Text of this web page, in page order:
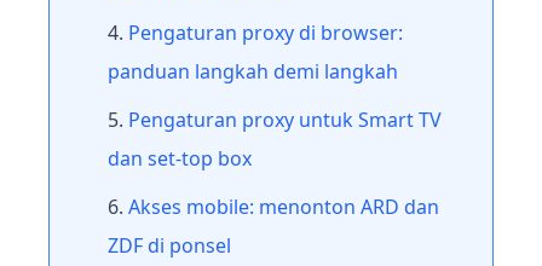
Pengaturan proxy di browser:
panduan langkah demi langkah
Pengaturan proxy untuk Smart TV
dan set-top box
Akses mobile: menonton ARD dan
ZDF di ponsel